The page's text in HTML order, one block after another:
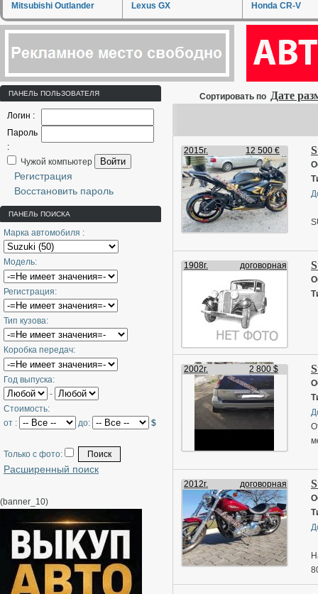
Mitsubishi Outlander Lexus GX Honda CR-V
ПАНЕЛЬ ПОЛЬЗОВАТЕЛЯ
Логин :
Пароль
:
Чужой компьютер
Войти
Регистрация
Восстановить пароль
ПАНЕЛЬ ПОИСКА
Марка автомобиля :
Модель:
Регистрация:
Тип кузова:
Коробка передач:
Год выпуска:
-
Стоимость:
от :
до: $
Только с фото:
Расширенный поиск
(banner_10)
Сортировать по Дате
2015г. 12 500 €
1908г. договорная
2002г. 2 800 $
2012г. договорная